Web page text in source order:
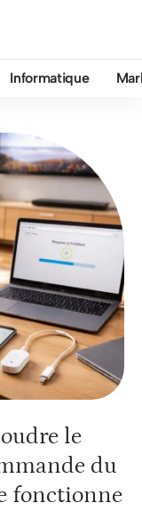
Informatique
le
du
fonctionne